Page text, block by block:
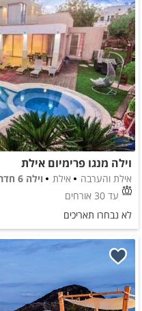
וילה מנגו פרימיום אילת
אילת והערבה אילת
וילה 6 חדרים
עד 30 אורחים
לא נבחרו תאריכים